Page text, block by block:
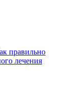
правильно
лечения